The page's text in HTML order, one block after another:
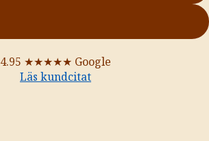
4.95 ★★★★★ Google
Läs kundcitat